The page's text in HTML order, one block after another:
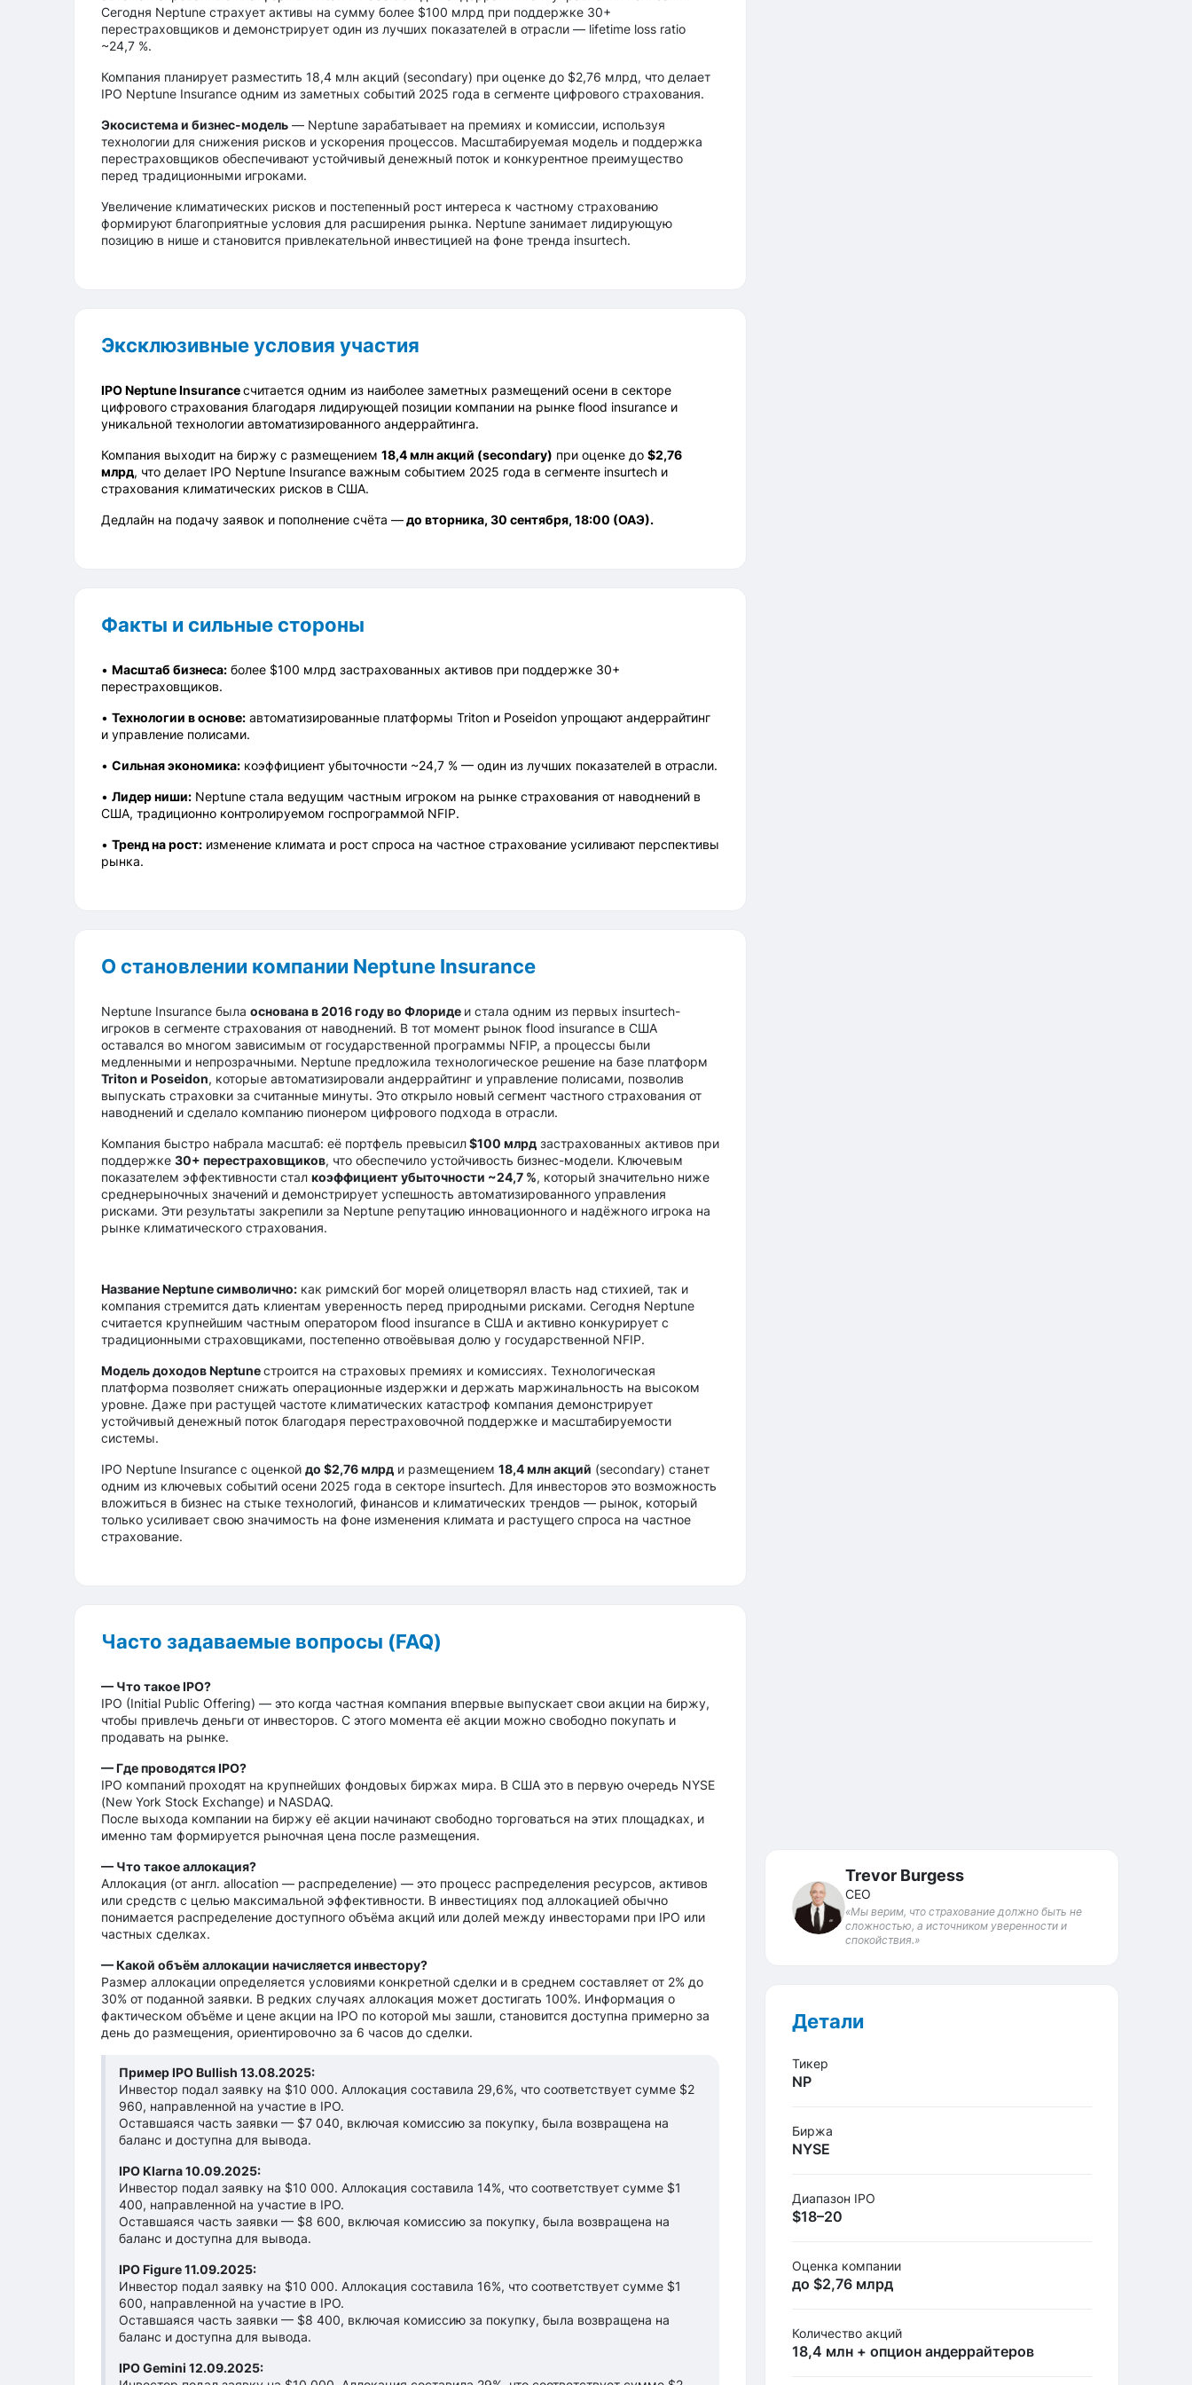
Сегодня Neptune страхует активы на сумму более $100 млрд при поддержке 30+
перестраховщиков и демонстрирует один из лучших показателей в отрасли — lifetime loss ratio
~24,7 %.
Компания планирует разместить 18,4 млн акций (secondary) при оценке до $2,76 млрд, что делает
IPO Neptune Insurance одним из заметных событий 2025 года в сегменте цифрового страхования.
Экосистема и бизнес-модель— Neptune зарабатывает на премиях и комиссии, используя
технологии для снижения рисков и ускорения процессов. Масштабируемая модель и поддержка
перестраховщиков обеспечивают устойчивый денежный поток и конкурентное преимущество
перед традиционными игроками.
Увеличение климатических рисков и постепенный рост интереса к частному страхованию
формируют благоприятные условия для расширения рынка. Neptune занимает лидирующую
позицию в нише и становится привлекательной инвестицией на фоне тренда insurtech.
Эксклюзивные условия участия
IPO Neptune Insuranceсчитается одним из наиболее заметных размещений осени в секторе
цифрового страхования благодаря лидирующей позиции компании на рынке flood insurance и
уникальной технологии автоматизированного андеррайтинга.
Компания выходит на биржу с размещением 18,4 млн акций (secondary) при оценке до $2,76
млрд, что делает IPO Neptune Insurance важным событием 2025 года в сегменте insurtech и
страхования климатических рисков в США.
Дедлайн на подачу заявок и пополнение счёта —до вторника, 30 сентября, 18:00 (ОАЭ).
Факты и сильные стороны
• Масштаб бизнеса:более $100 млрд застрахованных активов при поддержке 30+
перестраховщиков.
• Технологии в основе:автоматизированные платформы Triton и Poseidon упрощают андеррайтинг
и управление полисами.
• Сильная экономика:коэффициент убыточности ~24,7 % — один из лучших показателей в отрасли.
• Лидер ниши:Neptune стала ведущим частным игроком на рынке страхования от наводнений в
США, традиционно контролируемом госпрограммой NFIP.
• Тренд на рост:изменение климата и рост спроса на частное страхование усиливают перспективы
рынка.
О становлении компании Neptune Insurance
Neptune Insurance была основана в 2016 году во Флориде и стала одним из первых insurtech-
игроков в сегменте страхования от наводнений. В тот момент рынок flood insurance в США
оставался во многом зависимым от государственной программы NFIP, а процессы были
медленными и непрозрачными. Neptune предложила технологическое решение на базе платформ
Triton и Poseidon, которые автоматизировали андеррайтинг и управление полисами, позволив
выпускать страховки за считанные минуты. Это открыло новый сегмент частного страхования от
наводнений и сделало компанию пионером цифрового подхода в отрасли.
Компания быстро набрала масштаб: её портфель превысил$100 млрдзастрахованных активов при
поддержке 30+ перестраховщиков, что обеспечило устойчивость бизнес-модели. Ключевым
показателем эффективности стал коэффициент убыточности ~24,7 %, который значительно ниже
среднерыночных значений и демонстрирует успешность автоматизированного управления
рисками. Эти результаты закрепили за Neptune репутацию инновационного и надёжного игрока на
рынке климатического страхования.
Название Neptune символично:как римский бог морей олицетворял власть над стихией, так и
компания стремится дать клиентам уверенность перед природными рисками. Сегодня Neptune
считается крупнейшим частным оператором flood insurance в США и активно конкурирует с
традиционными страховщиками, постепенно отвоёвывая долю у государственной NFIP.
Модель доходов Neptuneстроится на страховых премиях и комиссиях. Технологическая
платформа позволяет снижать операционные издержки и держать маржинальность на высоком
уровне. Даже при растущей частоте климатических катастроф компания демонстрирует
устойчивый денежный поток благодаря перестраховочной поддержке и масштабируемости
системы.
IPO Neptune Insurance с оценкой до $2,76 млрди размещением 18,4 млн акций (secondary) станет
одним из ключевых событий осени 2025 года в секторе insurtech. Для инвесторов это возможность
вложиться в бизнес на стыке технологий, финансов и климатических трендов — рынок, который
только усиливает свою значимость на фоне изменения климата и растущего спроса на частное
страхование.
Часто задаваемые вопросы (FAQ)
— Что такое IPO?
IPO (Initial Public Offering) — это когда частная компания впервые выпускает свои акции на биржу,
чтобы привлечь деньги от инвесторов. С этого момента её акции можно свободно покупать и
продавать на рынке.
— Где проводятся IPO?
IPO компаний проходят на крупнейших фондовых биржах мира. В США это в первую очередь NYSE
(New York Stock Exchange) и NASDAQ.
После выхода компании на биржу её акции начинают свободно торговаться на этих площадках, и
именно там формируется рыночная цена после размещения.
— Что такое аллокация?
Аллокация (от англ. allocation — распределение) — это процесс распределения ресурсов, активов
или средств с целью максимальной эффективности. В инвестициях под аллокацией обычно
понимается распределение доступного объёма акций или долей между инвесторами при IPO или
частных сделках.
— Какой объём аллокации начисляется инвестору?
Размер аллокации определяется условиями конкретной сделки и в среднем составляет от 2% до
30% от поданной заявки. В редких случаях аллокация может достигать 100%. Информация о
фактическом объёме и цене акции на IPO по которой мы зашли, становится доступна примерно за
день до размещения, ориентировочно за 6 часов до сделки.
Пример IPO Bullish 13.08.2025:
Инвестор подал заявку на $10 000. Аллокация составила 29,6%, что соответствует сумме $2
960, направленной на участие в IPO.
Оставшаяся часть заявки — $7 040, включая комиссию за покупку, была возвращена на
баланс и доступна для вывода.
IPO Klarna 10.09.2025:
Инвестор подал заявку на $10 000. Аллокация составила 14%, что соответствует сумме $1
400, направленной на участие в IPO.
Оставшаяся часть заявки — $8 600, включая комиссию за покупку, была возвращена на
баланс и доступна для вывода.
IPO Figure 11.09.2025:
Инвестор подал заявку на $10 000. Аллокация составила 16%, что соответствует сумме $1
600, направленной на участие в IPO.
Оставшаяся часть заявки — $8 400, включая комиссию за покупку, была возвращена на
баланс и доступна для вывода.
IPO Gemini 12.09.2025:
Trevor Burgess
CEO
«Мы верим, что страхование должно быть не
сложностью, а источником уверенности и
спокойствия.»
Детали
Тикер
NP
Биржа
NYSE
Диапазон IPO
$18–20
Оценка компании
до $2,76 млрд
Количество акций
18,4 млн + опцион андеррайтеров